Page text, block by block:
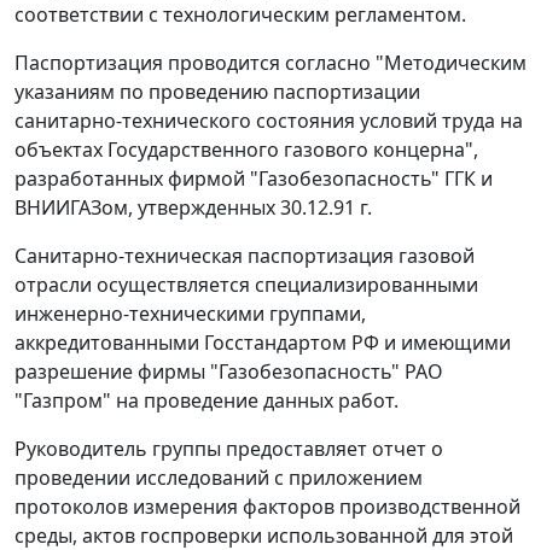
соответствии с технологическим регламентом.
Паспортизация проводится согласно "Методическим
указаниям по проведению паспортизации
санитарно-технического состояния условий труда на
объектах Государственного газового концерна",
разработанных фирмой "Газобезопасность" ГГК и
ВНИИГАЗом, утвержденных 30.12.91 г.
Санитарно-техническая паспортизация газовой
отрасли осуществляется специализированными
инженерно-техническими группами,
аккредитованными Госстандартом РФ и имеющими
разрешение фирмы "Газобезопасность" РАО
"Газпром" на проведение данных работ.
Руководитель группы предоставляет отчет о
проведении исследований с приложением
протоколов измерения факторов производственной
среды, актов госпроверки использованной для этой